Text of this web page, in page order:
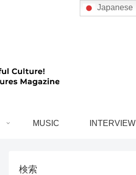
MUSIC INTERVIEW
検索
Japanese